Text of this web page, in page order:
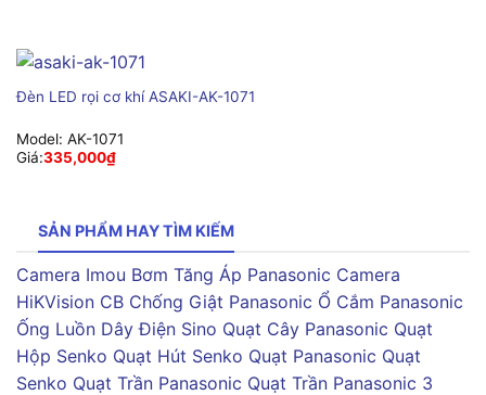
Đèn LED rọi cơ khí ASAKI-AK-1071
Model: AK-1071
Giá:335,000₫
SẢN PHẨM HAY TÌM KIẾM
Camera Imou Bơm Tăng Áp Panasonic Camera
HiKVision CB Chống Giật Panasonic Ổ Cắm Panasonic
Ống Luồn Dây Điện Sino Quạt Cây Panasonic Quạt
Hộp Senko Quạt Hút Senko Quạt Panasonic Quạt
Senko Quạt Trần Panasonic Quạt Trần Panasonic 3